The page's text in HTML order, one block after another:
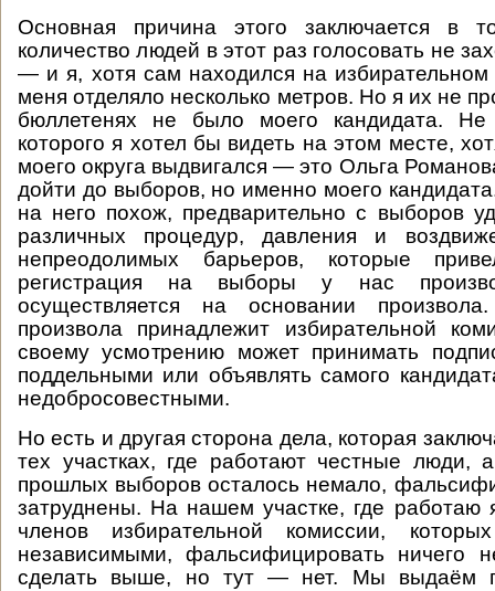
Основная причина этого заключается в
количество людей в этот раз голосовать не
— и я, хотя сам находился на избирательном
меня отделяло несколько метров. Но я их не
бюллетенях не было моего кандидата. Не
которого я хотел бы видеть на этом месте,
моего округа выдвигался — это Ольга
дойти до выборов, но именно моего
на него похож, предварительно с выборов
различных процедур, давления и
непреодолимых барьеров, которые
регистрация на выборы у нас
осуществляется на основании
произвола принадлежит избирательной
своему усмотрению может принимать
поддельными или объявлять самого
недобросовестными.
Но есть и другая сторона дела, которая
тех участках, где работают честные люди,
прошлых выборов осталось немало,
затруднены. На нашем участке, где работаю
членов избирательной комиссии,
независимыми, фальсифицировать ничего
сделать выше, но тут — нет. Мы выдаём